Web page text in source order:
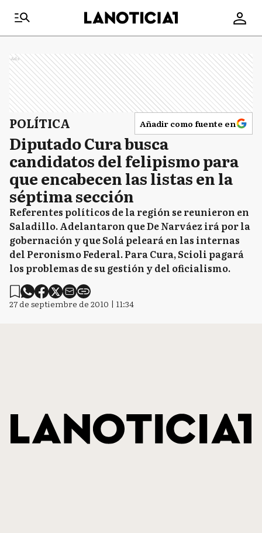
Ads
POLÍTICA Añadir como fuente en
Diputado Cura busca
candidatos del felipismo para
que encabecen las listas en la
séptima sección
Referentes políticos de la región se reunieron en
Saladillo. Adelantaron que De Narváez irá por la
gobernación y que Solá peleará en las internas
del Peronismo Federal. Para Cura, Scioli pagará
los problemas de su gestión y del oficialismo.
27 de septiembre de 2010 | 11:34